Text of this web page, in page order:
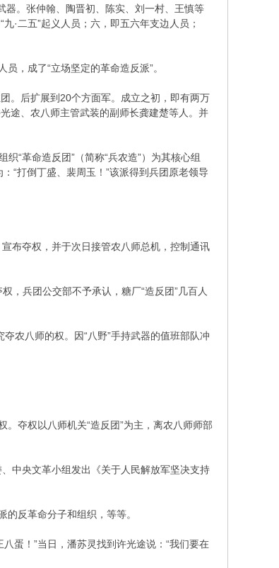
。张仲翰、陶晋初、陈实、刘一村、王慎等
·二五”起义人员；六，即五六年支边人员；
，成了“立场坚定的革命造反派”。
。后扩展到20个方面军。成立之初，即有两万
途、农八师主管武装的副师长龚建楚等人。并
“革命造反团”（简称“兵农造”）为其核心组
“打倒丁盛、裴周玉！”该派得到兵团原老领导
布夺权，并于次日接管农八师总机，控制通讯
，兵团公交部不予承认，糖厂“造反团”几百人
农八师的权。因“八野”手持武器的值班部队冲
夺权以八师机关“造反团”为主，离农八师师部
中央文革小组发出《关于人民解放军坚决支持
反革命分子和组织，等等。
蛋！”当日，潘苏灵找到许光途说：“我们要在